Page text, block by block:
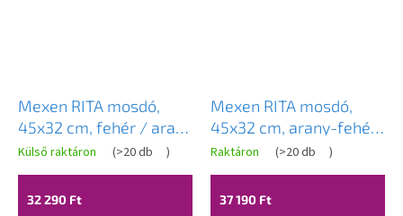
Mexen RITA mosdó,
45x32 cm, fehér / arany
margó, 21084505
Külső raktáron (>20 db )
32 290 Ft
Mexen RITA mosdó,
45x32 cm, arany-fehér,
21084554
Raktáron (>20 db )
37 190 Ft